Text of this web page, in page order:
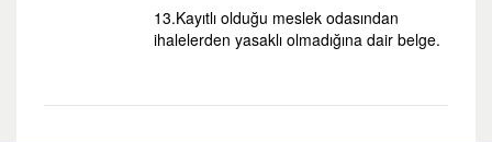
13.Kayıtlı olduğu meslek odasından
ihalelerden yasaklı olmadığına dair belge.